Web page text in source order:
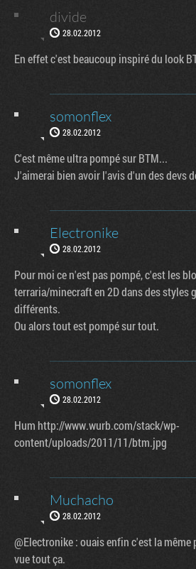
divide
28.02.2012
En effet c'est beaucoup inspiré du look
somonflex
28.02.2012
C'est même ultra pompé sur BTM...
J'aimerai bien avoir l'avis d'un des devs
Electronike
28.02.2012
Pour moi ce n'est pas pompé, c'est les
terraria/minecraft en 2D dans des styles
différents.
Ou alors tout est pompé sur tout.
somonflex
28.02.2012
Hum http://www.wurb.com/stack/wp-
content/uploads/2011/11/btm.jpg
Muchacho
28.02.2012
@Electronike : ouais enfin c'est la même
vue tout ça.